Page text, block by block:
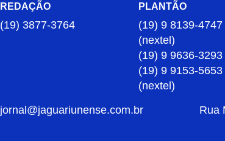
REDAÇÃO
(19) 3877-3764
PLANTÃO
(19) 9 8139-4747
(nextel)
(19) 9 9636-3293
(19) 9 9153-5653
(nextel)
jornal@jaguariunense.com.br
Rua